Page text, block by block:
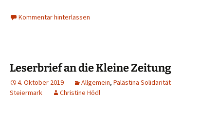
Kommentar hinterlassen
Leserbrief an die Kleine Zeitung
4. Oktober 2019 Allgemein, Palästina Solidarität
Steiermark
Christine Hödl